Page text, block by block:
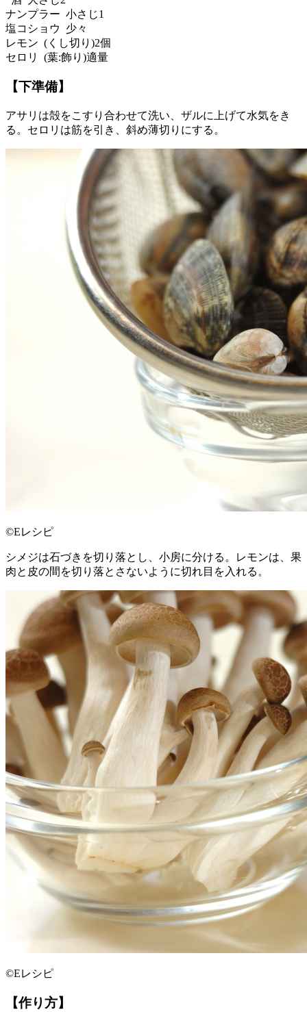
ナンプラー 小さじ1
塩コショウ 少々
レモン (くし切り)2個
セロリ (葉:飾り)適量
【下準備】
アサリは殻をこすり合わせて洗い、ザルに上げて水気をき
る。セロリは筋を引き、斜め薄切りにする。
©Eレシピ
シメジは石づきを切り落とし、小房に分ける。レモンは、果
肉と皮の間を切り落とさないように切れ目を入れる。
©Eレシピ
【作り方】